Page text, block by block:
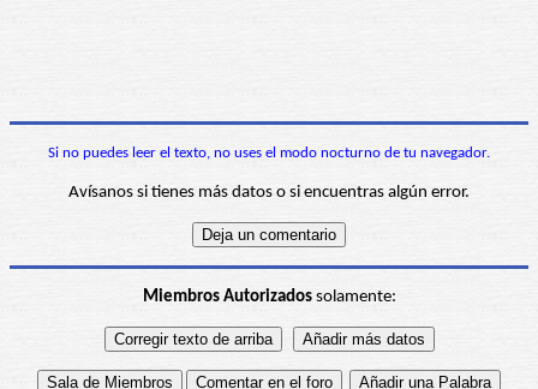
Si no puedes leer el texto, no uses el modo nocturno de tu navegador.
Avísanos si tienes más datos o si encuentras algún error.
Miembros Autorizadossolamente: